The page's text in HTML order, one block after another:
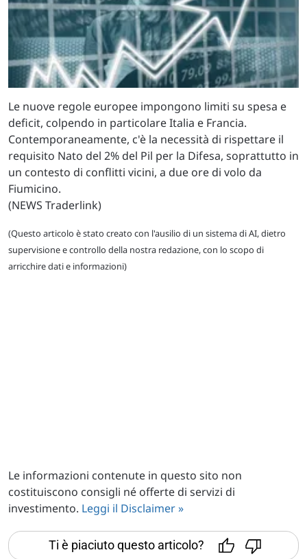
Le nuove regole europee impongono limiti su spesa e
deficit, colpendo in particolare Italia e Francia.
Contemporaneamente, c'è la necessità di rispettare il
requisito Nato del 2% del Pil per la Difesa, soprattutto in
un contesto di conflitti vicini, a due ore di volo da
Fiumicino.
(NEWS Traderlink)
(Questo articolo è stato creato con l'ausilio di un sistema di AI, dietro
supervisione e controllo della nostra redazione, con lo scopo di
arricchire dati e informazioni)
Le informazioni contenute in questo sito non
costituiscono consigli né offerte di servizi di
investimento. Leggi il Disclaimer »
Ti è piaciuto questo articolo?